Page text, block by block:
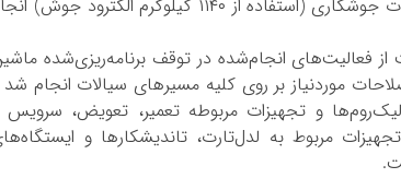
۴۸ تن مونتاژ در بخش اسکلت فلزی و حجم بسیار زیادی عملیات جوشکاری (استفاده از ۱۱۴۰ کیلوگرم الکترود
ابراز رضایت از فعالیت‌های انجام‌شده در توقف برنامه‌ریزی‌شده
موردنیاز بر روی کلیه مسیرهای سیالات انجام
و تجهیزات مربوطه تعمیر، تعویض،
مربوط به لدل‌تارت، تاندیشکارها و